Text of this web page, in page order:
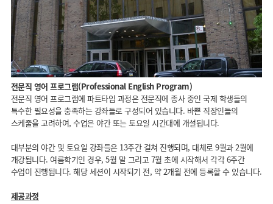
전문직 영어 프로그램(Professional English Program)
전문직 영어 프로그램에 파트타임 과정은 전문직에 종사 중인 국제 학생들의
특수한 필요성을 충족하는 강좌들로 구성되어 있습니다. 바쁜 직장인들의
스케줄을 고려하여, 수업은 야간 또는 토요일 시간대에 개설됩니다.
대부분의 야간 및 토요일 강좌들은 13주간 걸쳐 진행되며, 대체로 9월과 2월에
개강됩니다. 여름학기인 경우, 5월 말 그리고 7월 초에 시작해서 각각 6주간
수업이 진행됩니다. 해당 세션이 시작되기 전, 약 2개월 전에 등록할 수 있습니다.
제공과정